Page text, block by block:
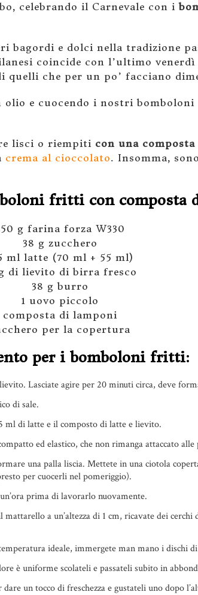
celebrando il Carnevale con i
bagordi e dolci nella tradizione
coincide con l’ultimo
quelli che per un po’ facciano
e cuocendo i nostri
lisci o riempiti con una
crema al cioccolato. Insomma,
fritti con composta
g farina forza W330
38 g zucchero
ml latte (70 ml + 55 ml)
di lievito di birra fresco
38 g burro
1 uovo piccolo
composta di lamponi
per la copertura
per i bomboloni fritti:
Lasciate agire per 20 minuti circa, deve
di sale.
ml di latte e il composto di latte e lievito.
ed elastico, che non rimanga attaccato
una palla liscia. Mettete in una ciotola
per cuocerli nel pomeriggio).
prima di lavorarlo nuovamente.
a un’altezza di 1 cm, ricavate dei
ideale, immergete man mano i dischi
è uniforme scolateli e passateli subito in
un tocco di freschezza e gustateli uno dopo